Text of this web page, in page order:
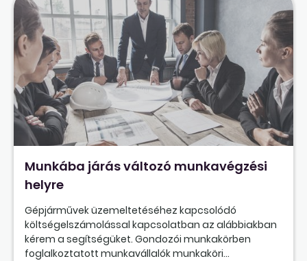
Munkába járás változó munkavégzési
helyre
Gépjárművek üzemeltetéséhez kapcsolódó
költségelszámolással kapcsolatban az alábbiakban
kérem a segítségüket. Gondozói munkakörben
foglalkoztatott munkavállalók munkaköri...